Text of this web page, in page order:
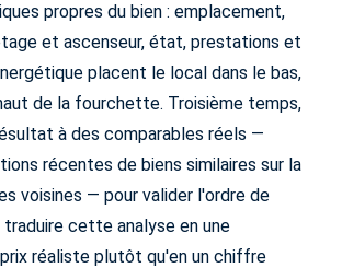
propres du bien : emplacement,
et ascenseur, état, prestations et
placent le local dans le bas,
de la fourchette. Troisième temps,
à des comparables réels —
récentes de biens similaires sur la
voisines — pour valider l'ordre de
traduire cette analyse en une
réaliste plutôt qu'en un chiffre